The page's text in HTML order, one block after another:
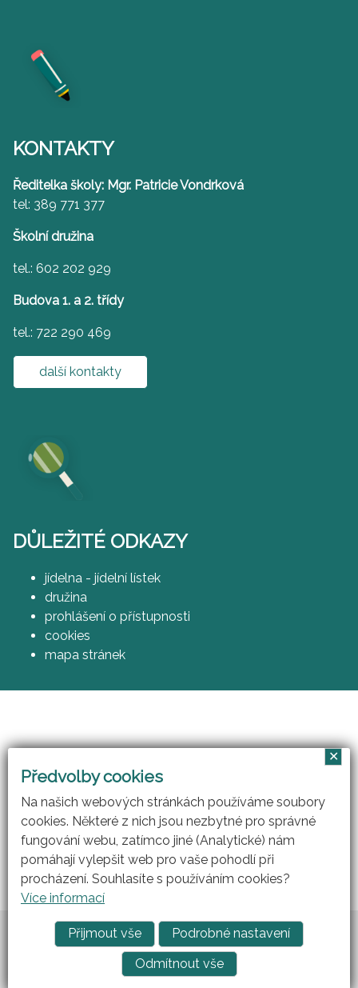
KONTAKTY
Ředitelka školy: Mgr. Patricie Vondrková
tel: 389 771 377
Školní družina
tel.: 602 202 929
Budova 1. a 2. třídy
tel.: 722 290 469
další kontakty
DŮLEŽITÉ ODKAZY
jídelna - jídelní lístek
družina
prohlášení o přístupnosti
cookies
mapa stránek
(CZ.1.07/1.3.00/51.0007)
Vytvořil
ARGON systems
Tvorba webových stránekRAZ DVA WEB
Prohlášení o přístupnosti|Cookies
Předvolby cookies
Na našich webových stránkách používáme soubory
cookies. Některé z nich jsou nezbytné pro správné
fungování webu, zatímco jiné (Analytické) nám
pomáhají vylepšit web pro vaše pohodlí při
procházení. Souhlasíte s používáním cookies?
Více informací
Přijmout vše
Podrobné nastavení
Odmítnout vše
✕